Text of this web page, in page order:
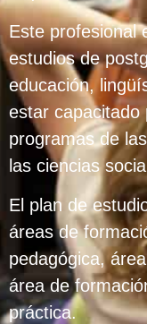
Este profesional
estudios de
educación,
estar capacitado
programas de
las ciencias
El plan de
áreas de
pedagógica,
área de
práctica.